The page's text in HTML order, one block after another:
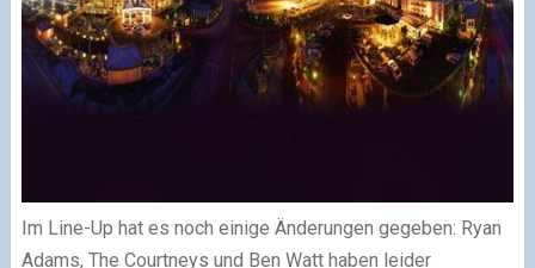
Im Line-Up hat es noch einige Änderungen gegeben: Ryan
Adams, The Courtneys und Ben Watt haben leider